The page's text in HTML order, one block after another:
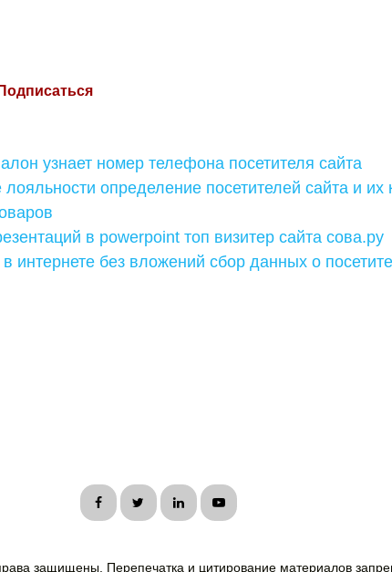
узнает номер телефона посетителя сайта
определение посетителей сайта и их
в powerpoint топ визитер сайта сова.ру
интернете без вложений сбор данных о
защищены. Перепечатка и цитирование материалов